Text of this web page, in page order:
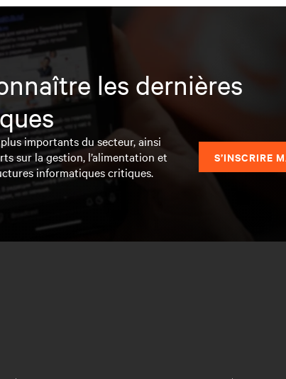
les dernières
importants du secteur, ainsi
sur la gestion, l’alimentation et
informatiques critiques.
S’INSCRIRE